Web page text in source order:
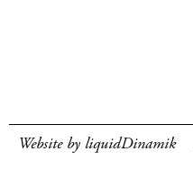
Website by liquidDinamik